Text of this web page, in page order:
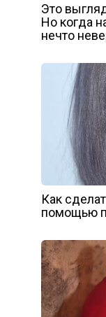
Это
Но когда
нечто
Как
помощью